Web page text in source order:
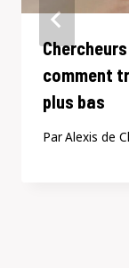
comment
plus bas
ParAlexis de